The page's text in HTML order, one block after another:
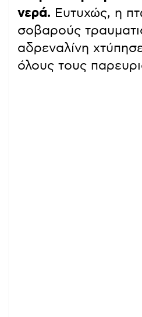
νερά. Ευτυχώς, η
σοβαρούς
αδρεναλίνη
όλους τους